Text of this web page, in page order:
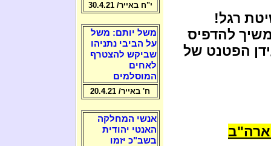
רגל!
להדפיס
הפטנט של
י"ח באייר/ 30.4.21
משל יותם: משל
על הביבי נתניהו
שביקש להצטרף
לאחים
המוסלמים
ח' באייר/ 20.4.21
אנשי המחלקה
האנטי יהודית
בשב"כ יזמו